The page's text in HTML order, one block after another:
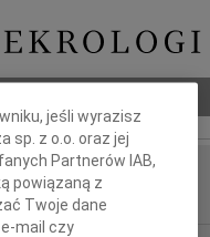
Kot
jeśli wyrazisz
sp. z o.o. oraz jej
Partnerów IAB,
powiązaną z
Twoje dane
mail czy